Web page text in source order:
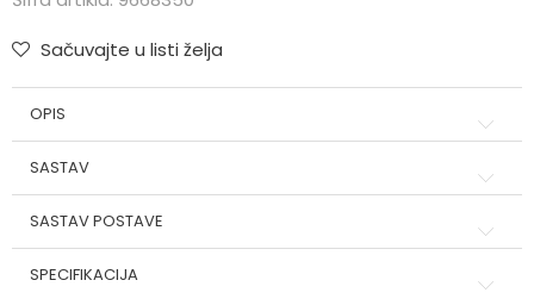
Sačuvajte u listi želja
OPIS
SASTAV
SASTAV POSTAVE
SPECIFIKACIJA